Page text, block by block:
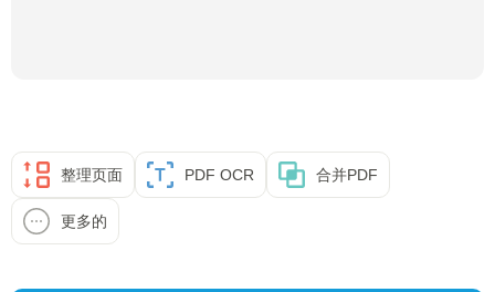
整理页面 PDF OCR 合并PDF
更多的